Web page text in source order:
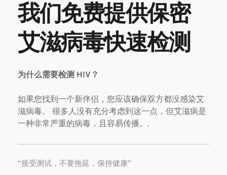
我们免费提供保密
艾滋病毒快速检测
为什么需要检测 HIV？
如果您找到一个新伴侣，您应该确保双方都没感染艾
滋病毒。 很多人没有充分考虑到这一点，但艾滋病是
一种非常严重的病毒，且容易传播。.
“接受测试，不要拖延，保持健康”